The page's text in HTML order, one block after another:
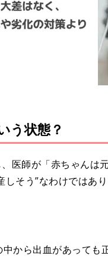
う状態？
医師が「赤ちゃんは
そう”なわけではあり
から出血があっても